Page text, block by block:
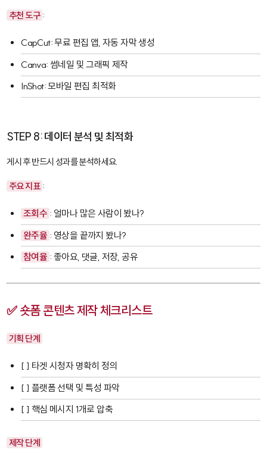
추천 도구 :
CapCut: 무료 편집 앱, 자동 자막 생성
Canva: 썸네일 및 그래픽 제작
InShot: 모바일 편집 최적화
STEP 8: 데이터 분석 및 최적화
게시 후 반드시 성과를 분석하세요.
주요 지표 :
조회수 : 얼마나 많은 사람이 봤나?
완주율 : 영상을 끝까지 봤나?
참여율 : 좋아요, 댓글, 저장, 공유
✅ 숏폼 콘텐츠 제작 체크리스트
기획 단계
[ ] 타겟 시청자 명확히 정의
[ ] 플랫폼 선택 및 특성 파악
[ ] 핵심 메시지 1개로 압축
제작 단계